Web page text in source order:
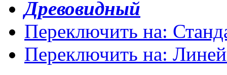
Древовидный
Переключить на:
Переключить на: